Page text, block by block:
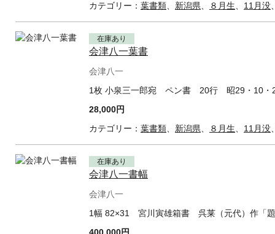
カテゴリー： 葉書類、 新潟県、 ８月生、 11月没
在庫あり
会津八一葉書
会津八一
1枚 小泉三一郎宛 ペン書 20行 昭29・10
28,000円
カテゴリー： 葉書類、 新潟県、 ８月生、 11月没
在庫あり
会津八一書幅
会津八一
1幅 82×31 宮川寅雄箱書 呉莱（元代）作「題